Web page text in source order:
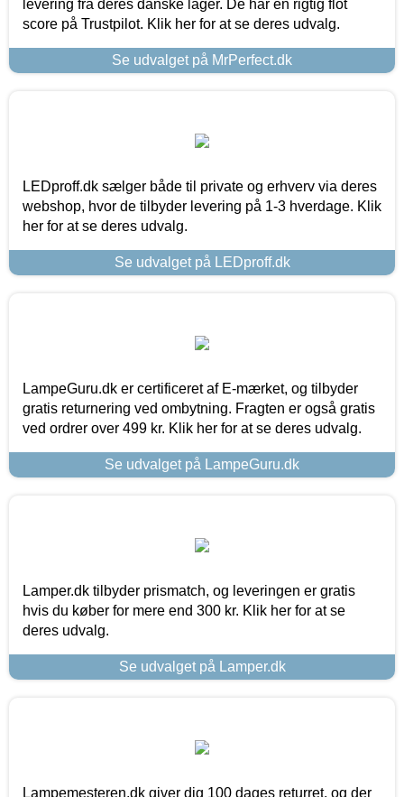
levering fra deres danske lager. De har en rigtig flot
score på Trustpilot. Klik her for at se deres udvalg.
Se udvalget på MrPerfect.dk
LEDproff.dk sælger både til private og erhverv via deres
webshop, hvor de tilbyder levering på 1-3 hverdage. Klik
her for at se deres udvalg.
Se udvalget på LEDproff.dk
LampeGuru.dk er certificeret af E-mærket, og tilbyder
gratis returnering ved ombytning. Fragten er også gratis
ved ordrer over 499 kr. Klik her for at se deres udvalg.
Se udvalget på LampeGuru.dk
Lamper.dk tilbyder prismatch, og leveringen er gratis
hvis du køber for mere end 300 kr. Klik her for at se
deres udvalg.
Se udvalget på Lamper.dk
Lampemesteren.dk giver dig 100 dages returret, og der